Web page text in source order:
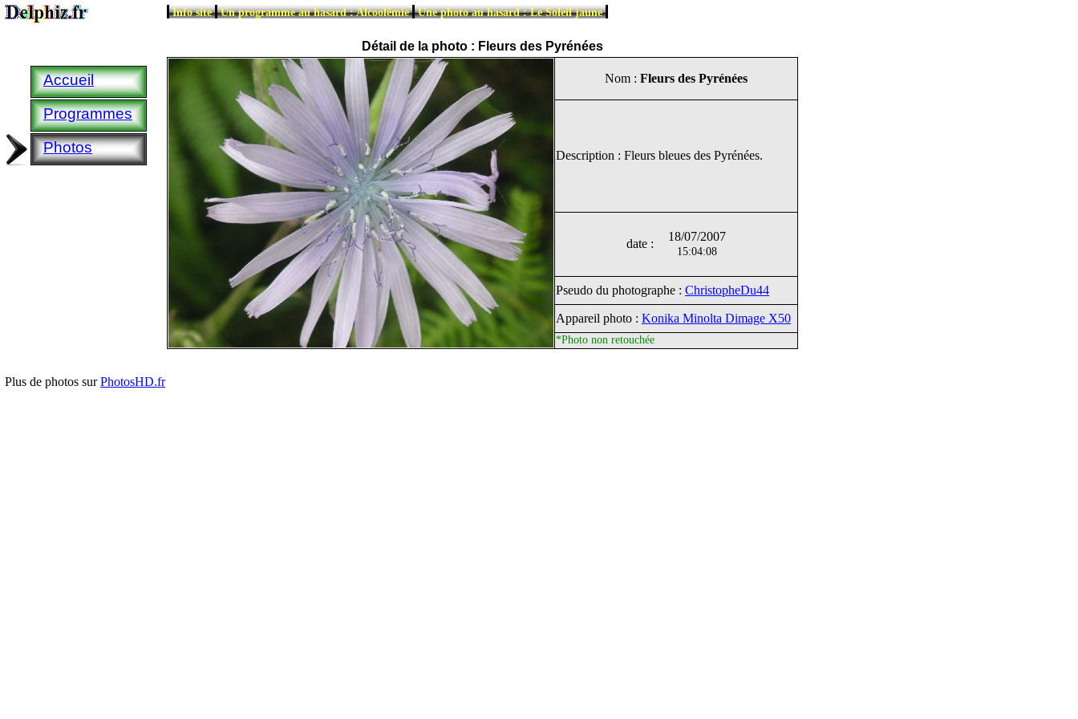
Info site Un programme au hasard : Alcoolémie Une photo au hasard : Le Soleil jaune
Accueil
Programmes
Photos
Détail de la photo : Fleurs des Pyrénées
Nom : Fleurs des Pyrénées
Description : Fleurs bleues des Pyrénées.
date :
18/07/2007
15:04:08
Pseudo du photographe : ChristopheDu44
Appareil photo : Konika Minolta Dimage X50
*Photo non retouchée
Plus de photos surPhotosHD.fr